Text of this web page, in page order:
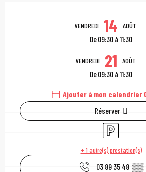
Ouverture et
VENDREDI 14 AOÛT
De 09:30 à 11:30
VENDREDI 21 AOÛT
De 09:30 à 11:30
Ajouter à mon calendrier
Réserver
Parking
+ 1 autre(s) prestation(s)
03 89 35 48 ▒▒